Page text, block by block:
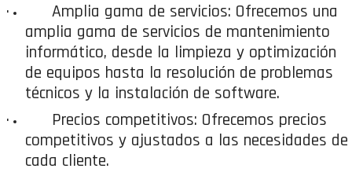
·
Amplia gama de servicios: Ofrecemos una
amplia gama de servicios de mantenimiento
informático, desde la limpieza y optimización
de equipos hasta la resolución de problemas
técnicos y la instalación de software.
·
Precios competitivos: Ofrecemos precios
competitivos y ajustados a las necesidades de
cada cliente.